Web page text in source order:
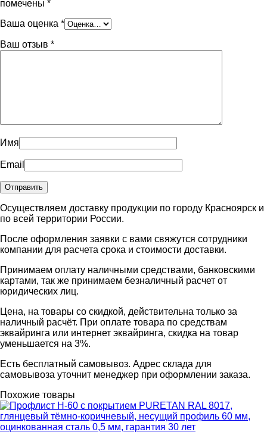
помечены *
Ваша оценка *
Ваш отзыв *
Имя
Email
Осуществляем доставку продукции по городу Красноярск и
по всей территории России.
После оформления заявки с вами свяжутся сотрудники
компании для расчета срока и стоимости доставки.
Принимаем оплату наличными средствами, банковскими
картами, так же принимаем безналичный расчет от
юридических лиц.
Цена, на товары со скидкой, действительна только за
наличный расчёт. При оплате товара по средствам
эквайринга или интернет эквайринга, скидка на товар
уменьшается на 3%.
Есть бесплатный самовывоз. Адрес склада для
самовывоза уточнит менеджер при оформлении заказа.
Похожие товары